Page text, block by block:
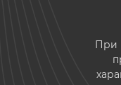
При